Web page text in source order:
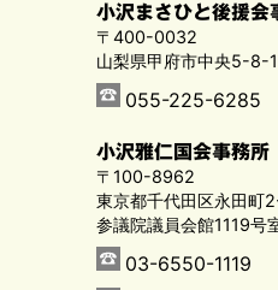
小沢まさひと後援会
〒400-0032
山梨県甲府市中央5-8-
055-225-6285
小沢雅仁国会事務所
〒100-8962
東京都千代田区永田町
参議院議員会館1119号
03-6550-1119